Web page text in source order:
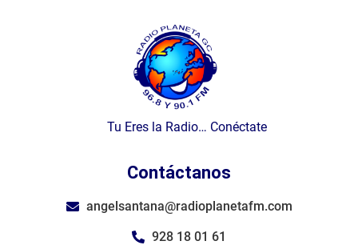
Tu Eres la Radio… Conéctate
Contáctanos
angelsantana@radioplanetafm.com
928 18 01 61